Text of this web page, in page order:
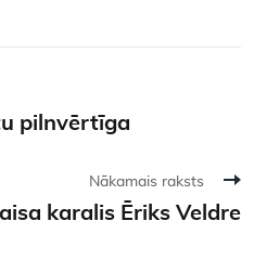
pilnvērtīga
Nākamais raksts
karalis Ēriks Veldre